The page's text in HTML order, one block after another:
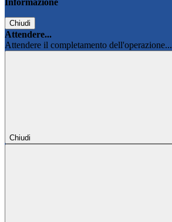
Informazione
Chiudi
Attendere...
Attendere il completamento dell'operazione...
Chiudi